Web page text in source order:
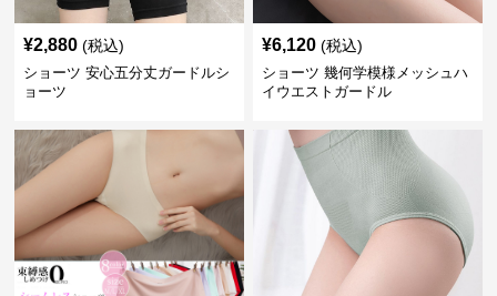
¥2,880 (税込)
ショーツ 安心五分丈ガードルシ
ョーツ
¥6,120 (税込)
ショーツ 幾何学模様メッシュハ
イウエストガードル